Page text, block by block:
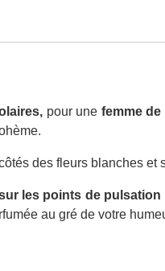
pour une femme de
des fleurs blanches et
les points de pulsation
au gré de votre